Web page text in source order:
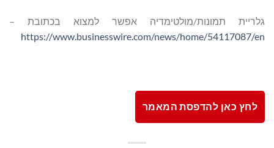
גלריית תמונות/מולטימדיה אפשר למצוא בכתובת –
https://www.businesswire.com/news/home/54117087/en
לחץ כאן להדפסת המאמר